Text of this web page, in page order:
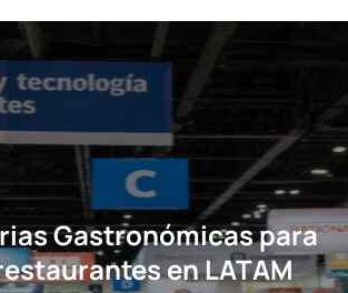
Gastronómicas para
en LATAM